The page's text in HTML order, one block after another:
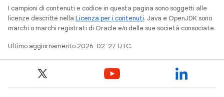
I campioni di contenuti e codice in questa pagina sono soggetti alle
licenze descritte nella Licenza per i contenuti. Java e OpenJDK sono
marchi o marchi registrati di Oracle e/o delle sue società consociate.
Ultimo aggiornamento 2026-02-27 UTC.